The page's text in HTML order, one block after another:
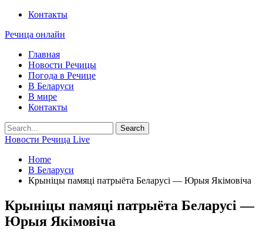
Контакты
Речица онлайн
Главная
Новости Речицы
Погода в Речице
В Беларуси
В мире
Контакты
Новости Речица Live
Home
В Беларуси
Крыніцы памяці патрыёта Беларусі — Юрыя Якімовіча
Крыніцы памяці патрыёта Беларусі —
Юрыя Якімовіча